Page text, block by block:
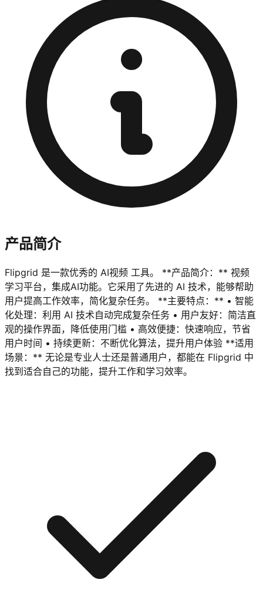
产品简介
Flipgrid 是一款优秀的 AI视频 工具。 **产品简介：** 视频
学习平台，集成AI功能。它采用了先进的 AI 技术，能够帮助
用户提高工作效率，简化复杂任务。 **主要特点：** • 智能
化处理：利用 AI 技术自动完成复杂任务 • 用户友好：简洁直
观的操作界面，降低使用门槛 • 高效便捷：快速响应，节省
用户时间 • 持续更新：不断优化算法，提升用户体验 **适用
场景：** 无论是专业人士还是普通用户，都能在 Flipgrid 中
找到适合自己的功能，提升工作和学习效率。